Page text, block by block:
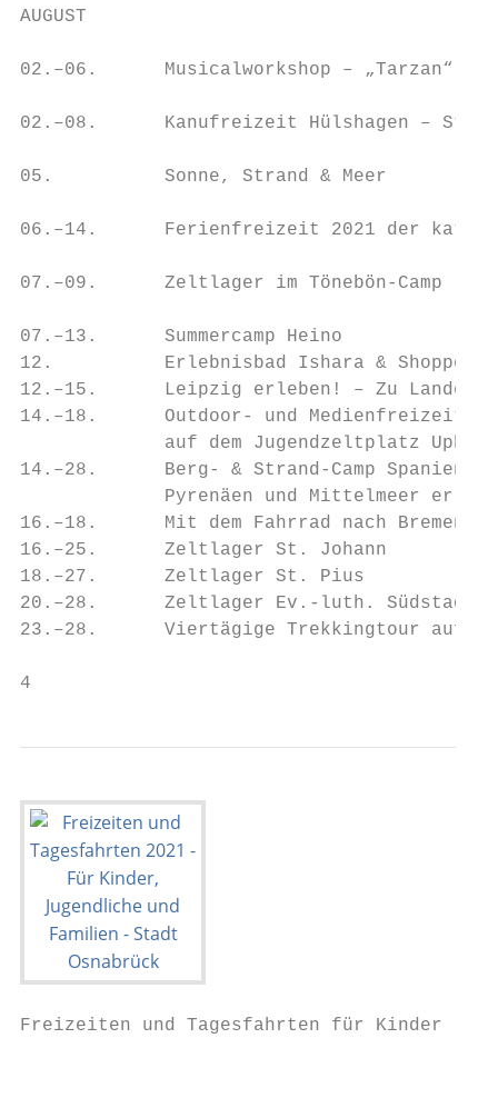
AUGUST
02.–06.      Musicalworkshop –
02.–08.      Kanufreizeit Hülshagen –
05.          Sonne, Strand & Meer
06.–14.      Ferienfreizeit 2021 der kath.
07.–09.      Zeltlager im Tönebön-
07.–13.      Summercamp Heino
12.          Erlebnisbad Ishara &
12.–15.      Leipzig erleben! – Zu Lande
14.–18.      Outdoor- und
auf dem Jugendzeltplatz
14.–28.      Berg- & Strand-Camp
Pyrenäen und Mittelmeer
16.–18.      Mit dem Fahrrad nach
16.–25.      Zeltlager St. Johann
18.–27.      Zeltlager St. Pius
20.–28.      Zeltlager Ev.-luth.
23.–28.      Viertägige Trekkingtour auf
4
Freizeiten und Tagesfahrten für